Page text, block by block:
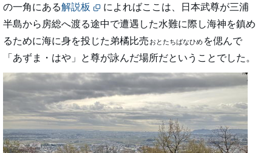
の一角にある解説板
によればここは、日本武尊が三浦
半島から房総へ渡る途中で遭遇した水難に際し海神を鎮め
るために海に身を投じた弟橘比売 おとたちばなひめ を偲んで
「あずま・はや」と尊が詠んだ場所だということでした。